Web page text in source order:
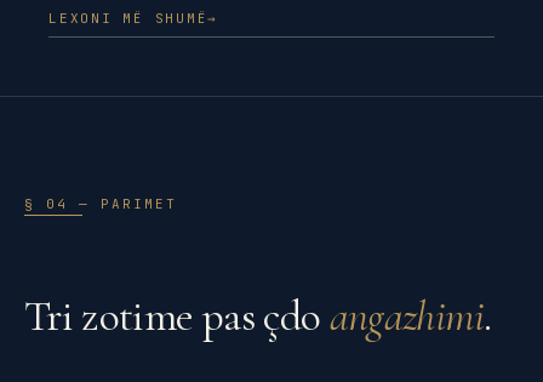
LEXONI MË SHUMË→
§ 04 — PARIMET
Tri zotime pas çdoangazhimi.